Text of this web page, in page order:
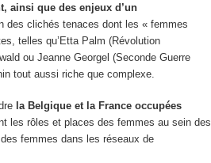
ainsi que des enjeuxd’un
des clichés tenaces dont les « femmes
telles qu’Etta Palm (Révolution
ou Jeanne Georgel (Seconde Guerre
tout aussi riche que complexe.
la Belgique et la France occupées
les rôles et places des femmes au sein des
femmes dans les réseaux de